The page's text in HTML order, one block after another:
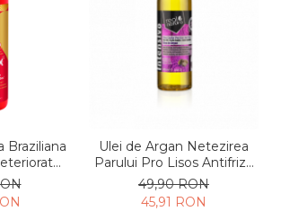
Ulei de Argan Netezirea
Parului Pro Lisos Antifrizz
100ml
49,90 RON
45,91 RON